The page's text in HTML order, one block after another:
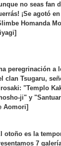
no seas fan
¡Se agotó
Homanda
peregrinación a
clan Tsugaru,
"Templo
ji" y
Aomori]
otoño es la
7